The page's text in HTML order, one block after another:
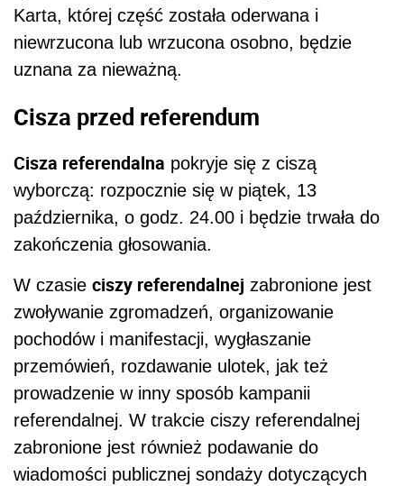
Karta, której część została oderwana i
niewrzucona lub wrzucona osobno, będzie
uznana za nieważną.
Cisza przed referendum
Cisza referendalna pokryje się z ciszą
wyborczą: rozpocznie się w piątek, 13
października, o godz. 24.00 i będzie trwała do
zakończenia głosowania.
W czasie ciszy referendalnej zabronione jest
zwoływanie zgromadzeń, organizowanie
pochodów i manifestacji, wygłaszanie
przemówień, rozdawanie ulotek, jak też
prowadzenie w inny sposób kampanii
referendalnej. W trakcie ciszy referendalnej
zabronione jest również podawanie do
wiadomości publicznej sondaży dotyczących